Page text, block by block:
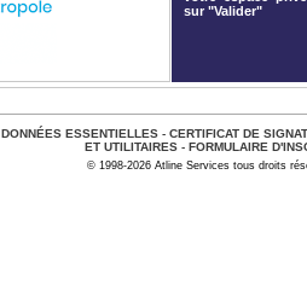
sur "Valider"
DONNÉES ESSENTIELLES- CERTIFICAT DE
ET UTILITAIRES - FORMULAIRE
© 1998-2026 Atline Services tous droits